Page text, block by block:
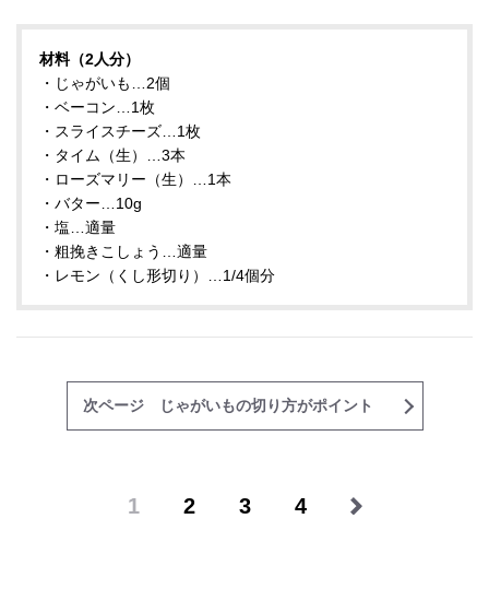
材料（2人分）
・じゃがいも…2個
・ベーコン…1枚
・スライスチーズ…1枚
・タイム（生）…3本
・ローズマリー（生）…1本
・バター…10g
・塩…適量
・粗挽きこしょう…適量
・レモン（くし形切り）…1/4個分
次ページ じゃがいもの切り方がポイント
1 2 3 4